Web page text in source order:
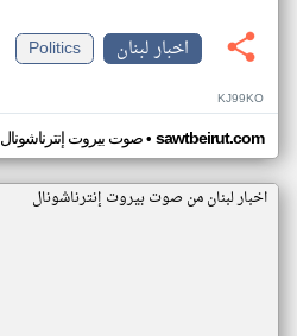
اخبار لبنان
Politics
KJ99KO
صوت بيروت إنترناشونال• sawtbeirut.com
اخبار لبنان من صوت بيروت إنترناشونال